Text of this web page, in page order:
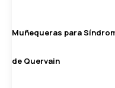
Muñequeras para
de Quervain